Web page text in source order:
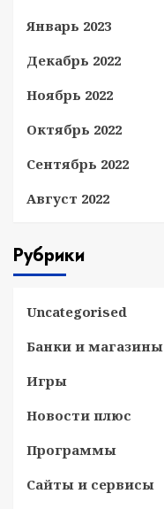
Январь 2023
Декабрь 2022
Ноябрь 2022
Октябрь 2022
Сентябрь 2022
Август 2022
Рубрики
Uncategorised
Банки и магазины
Игры
Новости плюс
Программы
Сайты и сервисы